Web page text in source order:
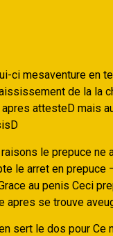
ci mesaventure en
de la la
attesteD mais
le prepuce ne
le arret en prepuce
au penis Ceci
apres se trouve
sert le dos pour Ce